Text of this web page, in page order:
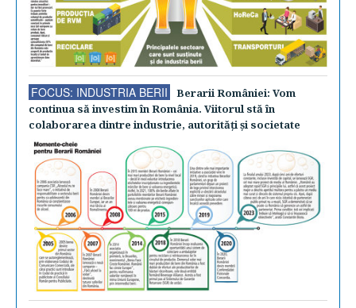
FOCUS: INDUSTRIA BERII
Berarii României: Vom
continua să investim în România. Viitorul stă în
colaborarea dintre industrie, autorităţi şi societate